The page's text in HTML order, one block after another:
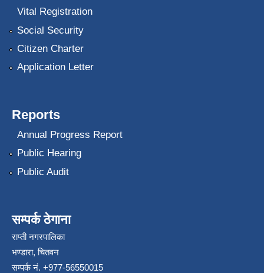
Vital Registration
Social Security
Citizen Charter
Application Letter
Reports
Annual Progress Report
Public Hearing
Public Audit
सम्पर्क ठेगाना
राप्ती नगरपालिका
भण्डारा, चितवन
सम्पर्क नं. +977-56550015